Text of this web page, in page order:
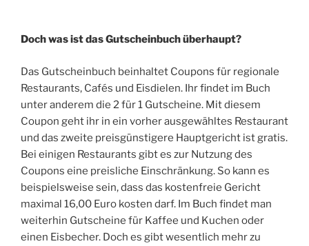
Doch was ist das Gutscheinbuch überhaupt?
Das Gutscheinbuch beinhaltet Coupons für regionale
Restaurants, Cafés und Eisdielen. Ihr findet im Buch
unter anderem die 2 für 1 Gutscheine. Mit diesem
Coupon geht ihr in ein vorher ausgewähltes Restaurant
und das zweite preisgünstigere Hauptgericht ist gratis.
Bei einigen Restaurants gibt es zur Nutzung des
Coupons eine preisliche Einschränkung. So kann es
beispielsweise sein, dass das kostenfreie Gericht
maximal 16,00 Euro kosten darf. Im Buch findet man
weiterhin Gutscheine für Kaffee und Kuchen oder
einen Eisbecher. Doch es gibt wesentlich mehr zu